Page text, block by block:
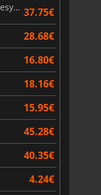
Assassin's Creed Black Flag Resynced 37.75€
28.68€
16.80€
18.16€
15.95€
45.28€
40.35€
4.24€